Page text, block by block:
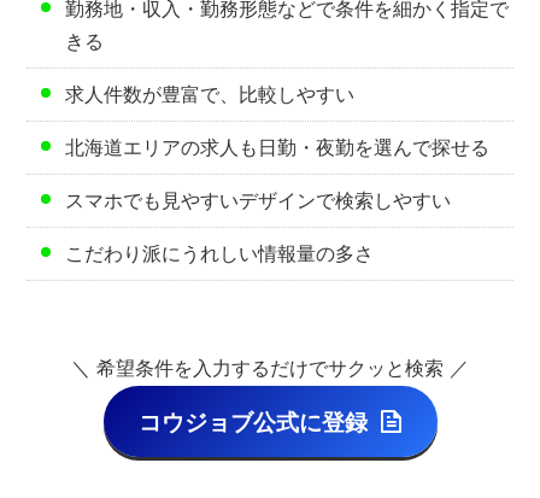
勤務地・収入・勤務形態などで条件を細かく指定で
きる
求人件数が豊富で、比較しやすい
北海道エリアの求人も日勤・夜勤を選んで探せる
スマホでも見やすいデザインで検索しやすい
こだわり派にうれしい情報量の多さ
＼ 希望条件を入力するだけでサクッと検索 ／
コウジョブ公式に登録